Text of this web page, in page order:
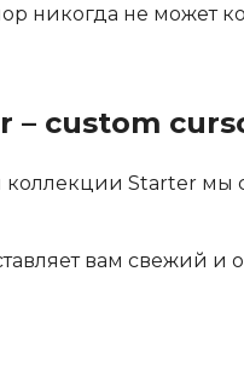
никогда не может
– custom
Starter мы
вам свежий